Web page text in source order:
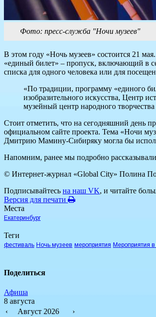
Фото: пресс-служба "Ночи музеев"
В этом году «Ночь музеев» состоится 21
«единый билет» – пропуск, включающий в
списка для одного человека или для
«По традиции, программу «единого
изобразительного искусства, Центр
музейный центр народного
Стоит отметить, что на сегодняшний день
официальном сайте проекта. Тема «Ночи
Дмитрию Мамину-Сибиряку могла бы
Напомним, ранее мы подробно
© Интернет-журнал «Global City» Полина
Подписывайтесь на наш VK, и читайте
Версия для печати
Места
Екатеринбург
Теги
фестиваль Ночь музеев мероприятия Мероприятия в
Поделиться
Афиша
8 августа
‹
Август 2026
›